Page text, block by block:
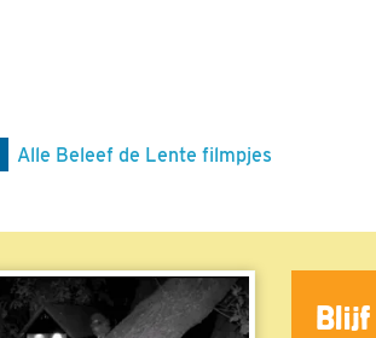
Alle Beleef de Lente filmpjes